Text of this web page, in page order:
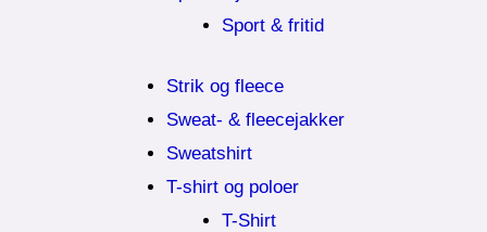
Sport & fritid
Strik og fleece
Sweat- & fleecejakker
Sweatshirt
T-shirt og poloer
T-Shirt